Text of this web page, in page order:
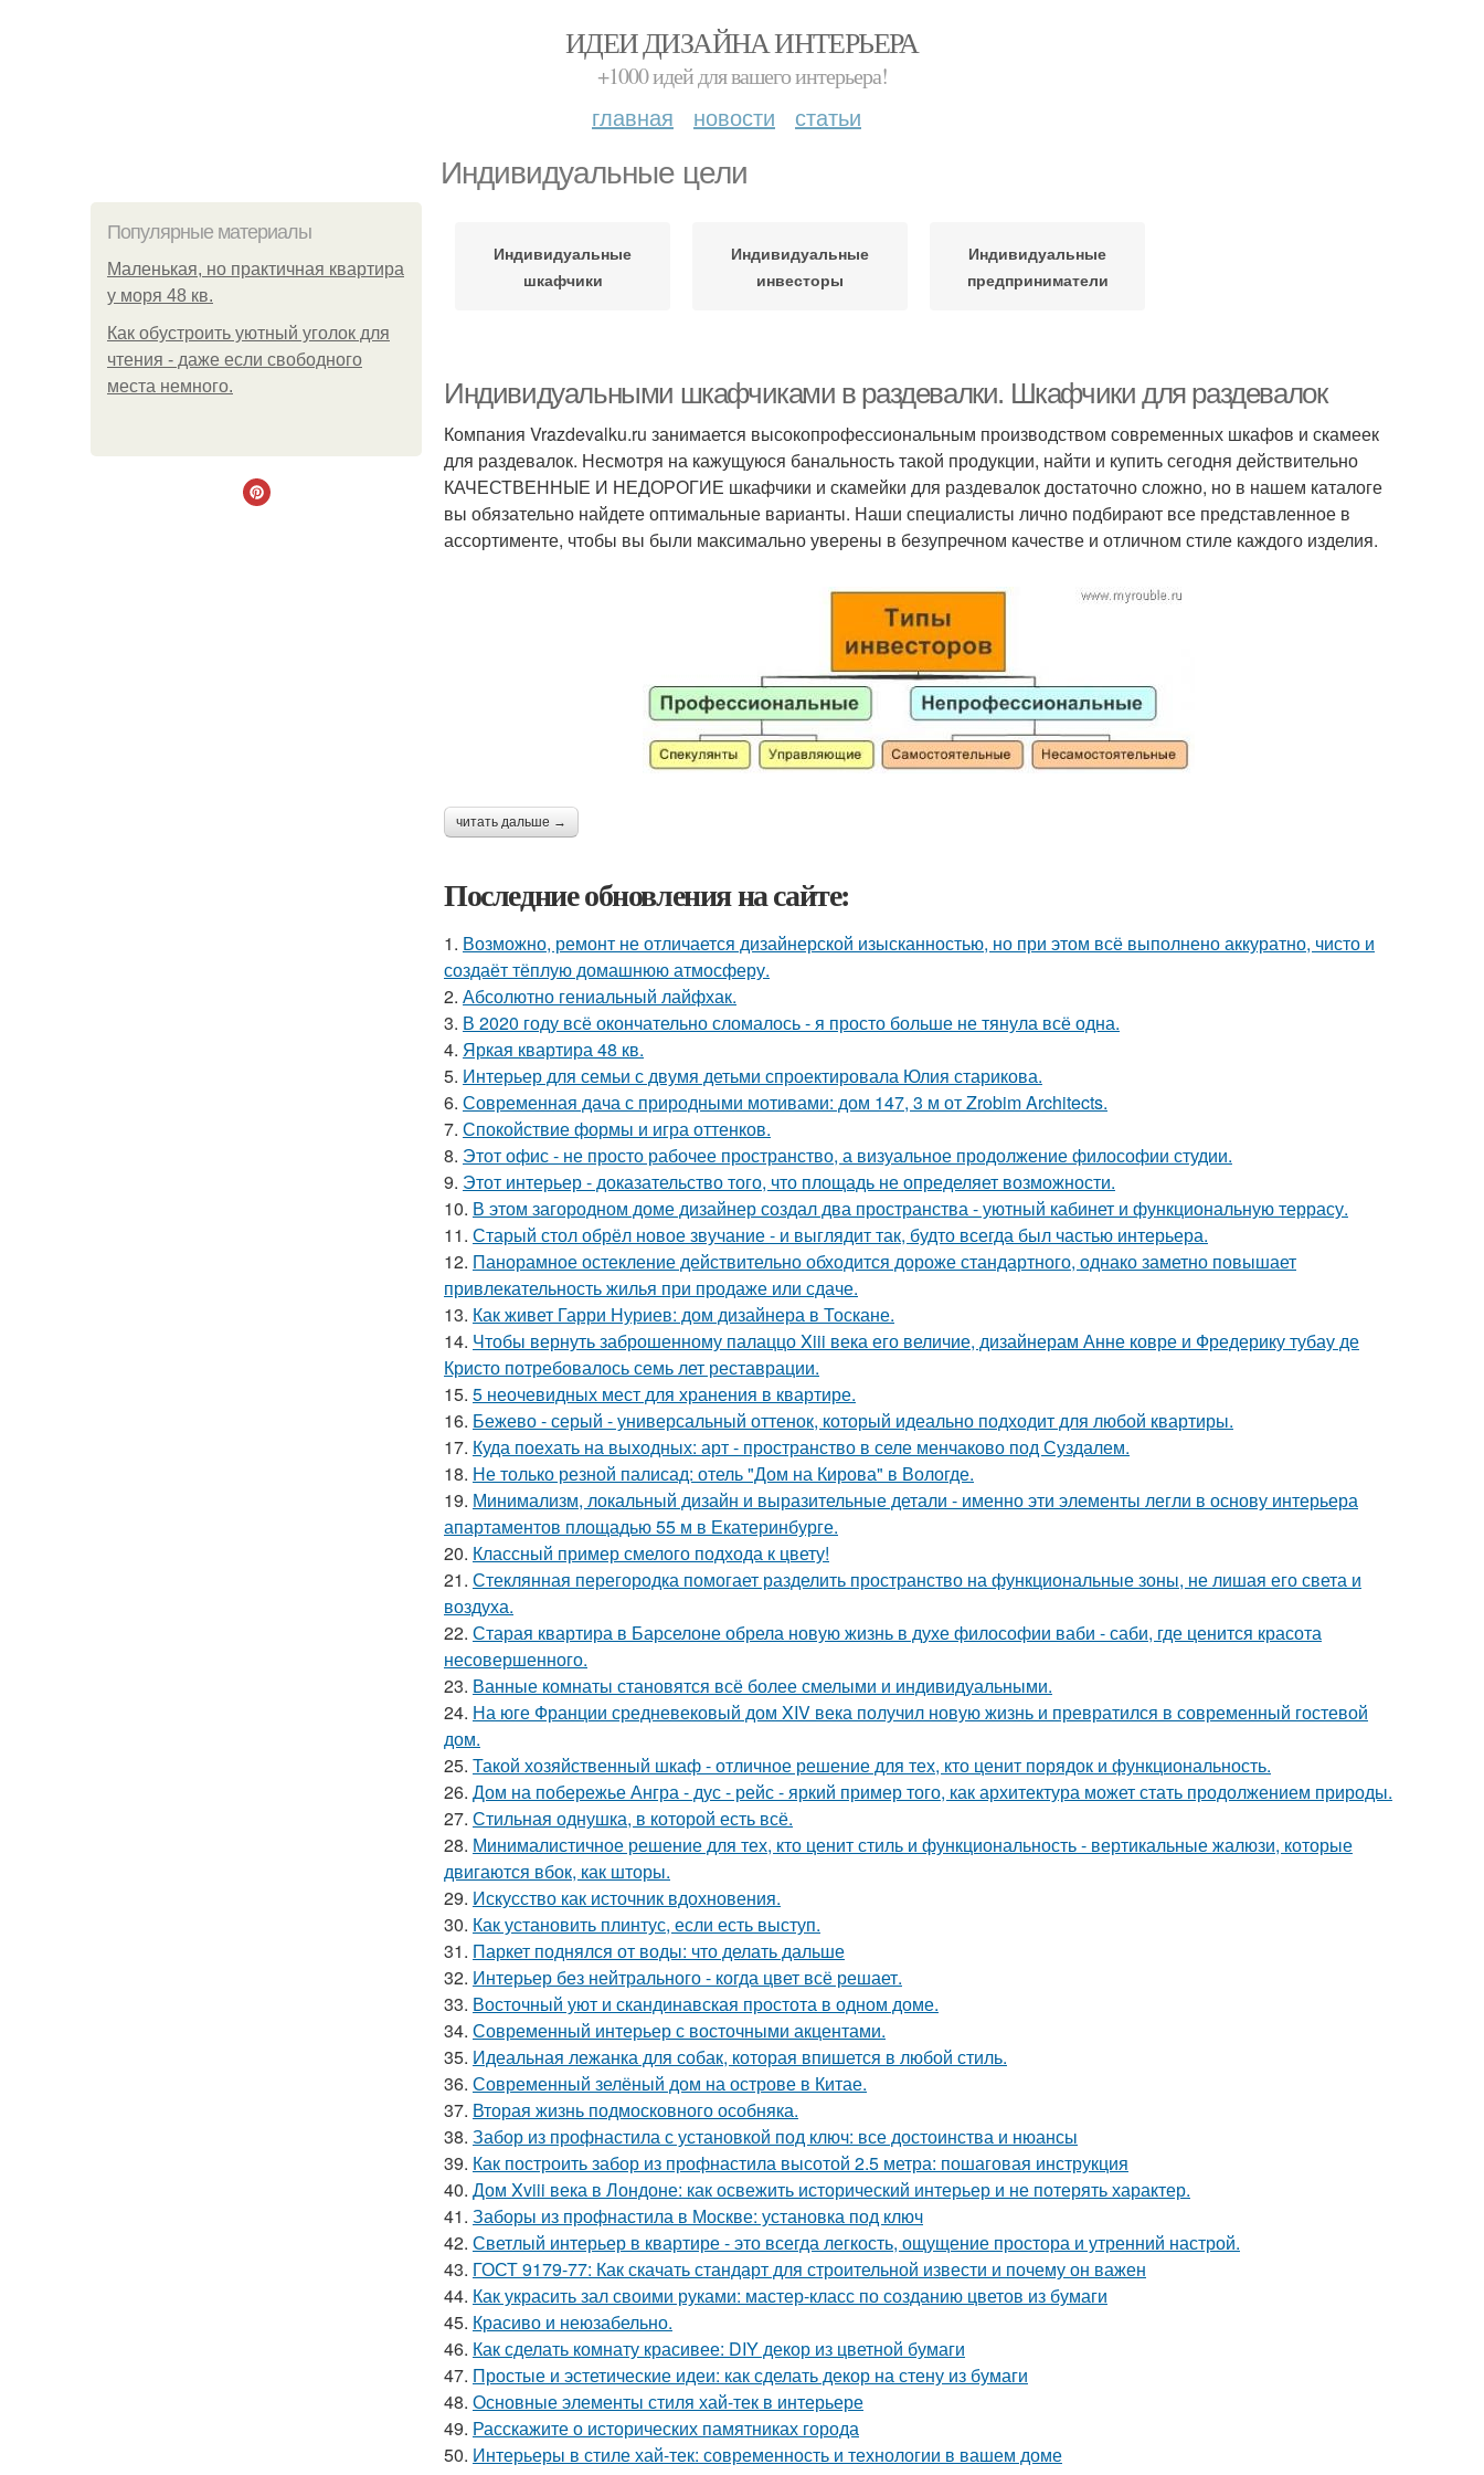
ИДЕИ ДИЗАЙНА ИНТЕРЬЕРА
+1000 идей для вашего интерьера!
главная новости статьи
Индивидуальные цели
Популярные материалы
Маленькая, но практичная квартира
у моря 48 кв.
Как обустроить уютный уголок для
чтения - даже если свободного
места немного.
Индивидуальные
шкафчики
Индивидуальные
инвесторы
Индивидуальные
предприниматели
Индивидуальными шкафчиками в раздевалки. Шкафчики для раздевалок
Компания Vrazdevalku.ru занимается высокопрофессиональным производством современных шкафов и скамеек
для раздевалок. Несмотря на кажущуюся банальность такой продукции, найти и купить сегодня действительно
КАЧЕСТВЕННЫЕ И НЕДОРОГИЕ шкафчики и скамейки для раздевалок достаточно сложно, но в нашем каталоге
вы обязательно найдете оптимальные варианты. Наши специалисты лично подбирают все представленное в
ассортименте, чтобы вы были максимально уверены в безупречном качестве и отличном стиле каждого изделия.
читать дальше →
Последние обновления на сайте:
1. Возможно, ремонт не отличается дизайнерской изысканностью, но при этом всё выполнено аккуратно, чисто и
создаёт тёплую домашнюю атмосферу.
2. Абсолютно гениальный лайфхак.
3. В 2020 году всё окончательно сломалось - я просто больше не тянула всё одна.
4. Яркая квартира 48 кв.
5. Интерьер для семьи с двумя детьми спроектировала Юлия старикова.
6. Современная дача с природными мотивами: дом 147, 3 м от Zrobim Architects.
7. Спокойствие формы и игра оттенков.
8. Этот офис - не просто рабочее пространство, а визуальное продолжение философии студии.
9. Этот интерьер - доказательство того, что площадь не определяет возможности.
10. В этом загородном доме дизайнер создал два пространства - уютный кабинет и функциональную террасу.
11. Старый стол обрёл новое звучание - и выглядит так, будто всегда был частью интерьера.
12. Панорамное остекление действительно обходится дороже стандартного, однако заметно повышает
привлекательность жилья при продаже или сдаче.
13. Как живет Гарри Нуриев: дом дизайнера в Тоскане.
14. Чтобы вернуть заброшенному палаццо Xiii века его величие, дизайнерам Анне ковре и Фредерику тубау де
Кристо потребовалось семь лет реставрации.
15. 5 неочевидных мест для хранения в квартире.
16. Бежево - серый - универсальный оттенок, который идеально подходит для любой квартиры.
17. Куда поехать на выходных: арт - пространство в селе менчаково под Суздалем.
18. Не только резной палисад: отель "Дом на Кирова" в Вологде.
19. Минимализм, локальный дизайн и выразительные детали - именно эти элементы легли в основу интерьера
апартаментов площадью 55 м в Екатеринбурге.
20. Классный пример смелого подхода к цвету!
21. Стеклянная перегородка помогает разделить пространство на функциональные зоны, не лишая его света и
воздуха.
22. Старая квартира в Барселоне обрела новую жизнь в духе философии ваби - саби, где ценится красота
несовершенного.
23. Ванные комнаты становятся всё более смелыми и индивидуальными.
24. На юге Франции средневековый дом XIV века получил новую жизнь и превратился в современный гостевой
дом.
25. Такой хозяйственный шкаф - отличное решение для тех, кто ценит порядок и функциональность.
26. Дом на побережье Ангра - дус - рейс - яркий пример того, как архитектура может стать продолжением природы.
27. Стильная однушка, в которой есть всё.
28. Минималистичное решение для тех, кто ценит стиль и функциональность - вертикальные жалюзи, которые
двигаются вбок, как шторы.
29. Искусство как источник вдохновения.
30. Как установить плинтус, если есть выступ.
31. Паркет поднялся от воды: что делать дальше
32. Интерьер без нейтрального - когда цвет всё решает.
33. Восточный уют и скандинавская простота в одном доме.
34. Современный интерьер с восточными акцентами.
35. Идеальная лежанка для собак, которая впишется в любой стиль.
36. Современный зелёный дом на острове в Китае.
37. Вторая жизнь подмосковного особняка.
38. Забор из профнастила с установкой под ключ: все достоинства и нюансы
39. Как построить забор из профнастила высотой 2.5 метра: пошаговая инструкция
40. Дом Xviii века в Лондоне: как освежить исторический интерьер и не потерять характер.
41. Заборы из профнастила в Москве: установка под ключ
42. Светлый интерьер в квартире - это всегда легкость, ощущение простора и утренний настрой.
43. ГОСТ 9179-77: Как скачать стандарт для строительной извести и почему он важен
44. Как украсить зал своими руками: мастер-класс по созданию цветов из бумаги
45. Красиво и неюзабельно.
46. Как сделать комнату красивее: DIY декор из цветной бумаги
47. Простые и эстетические идеи: как сделать декор на стену из бумаги
48. Основные элементы стиля хай-тек в интерьере
49. Расскажите о исторических памятниках города
50. Интерьеры в стиле хай-тек: современность и технологии в вашем доме